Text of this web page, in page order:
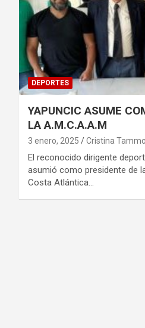
DEPORTES
YAPUNCIC ASUME
LA A.M.C.A.A.M
3 enero, 2025 Cristina
El reconocido dirigente
asumió como presidente de
Costa Atlántica…